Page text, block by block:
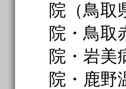
院（鳥取
院・鳥取
院・岩美
院・鹿野